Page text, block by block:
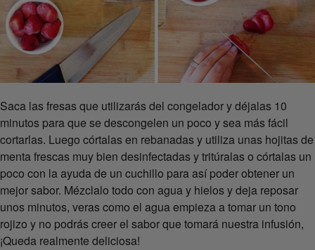
Saca las fresas que utilizarás del congelador y déjalas 10
minutos para que se descongelen un poco y sea más fácil
cortarlas. Luego córtalas en rebanadas y utiliza unas hojitas de
menta frescas muy bien desinfectadas y tritúralas o córtalas un
poco con la ayuda de un cuchillo para así poder obtener un
mejor sabor. Mézclalo todo con agua y hielos y deja reposar
unos minutos, veras como el agua empieza a tomar un tono
rojizo y no podrás creer el sabor que tomará nuestra infusión,
¡Queda realmente deliciosa!